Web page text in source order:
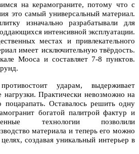
на керамограните, потому что с
это самый универсальный материал.
изначально разрабатывали для
интенсивной эксплуатации.
местах и привлекательного
имеет исключительную твёрдость.
Мооса и составляет 7-8 пунктов.
ударам, выдерживает
Практически невозможно на
поцарапать. Оставалось решить одну
богатой палитрой фактур и
технологии позволили
материала и теперь его можно
создавая уникальный интерьер в